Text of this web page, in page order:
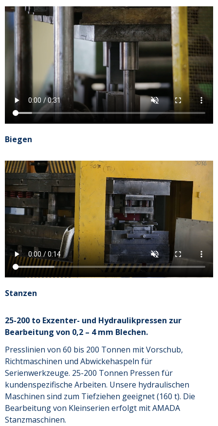
Biegen
Stanzen
25-200 to Exzenter- und Hydraulikpressen zur
Bearbeitung von 0,2 – 4 mm Blechen.
Presslinien von 60 bis 200 Tonnen mit Vorschub,
Richtmaschinen und Abwickehaspeln für
Serienwerkzeuge. 25-200 Tonnen Pressen für
kundenspezifische Arbeiten. Unsere hydraulischen
Maschinen sind zum Tiefziehen geeignet (160 t). Die
Bearbeitung von Kleinserien erfolgt mit AMADA
Stanzmaschinen.